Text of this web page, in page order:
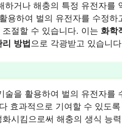
거나 해충의 특정 유전자를
용하여 벌의 유전자를 수정하
절할 수 있습니다. 이는 화학
방법 으로 각광받고 있습니
을 활용하여 벌의 유전자를
효과적으로 기여할 수 있도
시킴으로써 해충의 생식 능